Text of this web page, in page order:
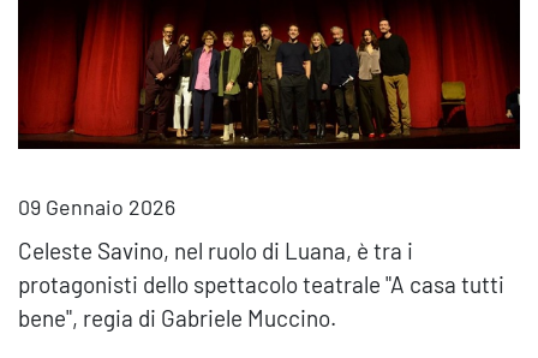
09 Gennaio 2026
Celeste Savino, nel ruolo di Luana, è tra i
protagonisti dello spettacolo teatrale "A casa tutti
bene", regia di Gabriele Muccino.